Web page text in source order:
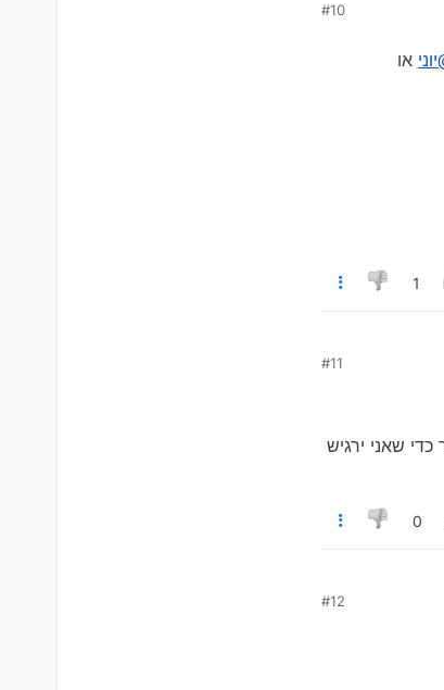
#10
או
1
#11
שאני ירגיש
0
שאני ירגיש בנוח#12